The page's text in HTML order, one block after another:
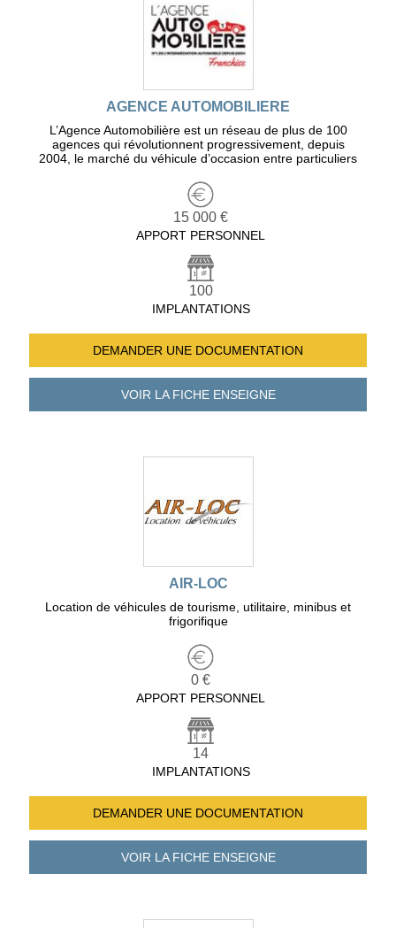
AGENCE AUTOMOBILIERE
L’Agence Automobilière est un réseau de plus de 100
agences qui révolutionnent progressivement, depuis
2004, le marché du véhicule d’occasion entre particuliers
15 000 €
APPORT PERSONNEL
100
IMPLANTATIONS
DEMANDER UNE DOCUMENTATION
VOIR LA FICHEENSEIGNE
AIR-LOC
Location de véhicules de tourisme, utilitaire, minibus et
frigorifique
0 €
APPORT PERSONNEL
14
IMPLANTATIONS
DEMANDER UNE DOCUMENTATION
VOIR LA FICHEENSEIGNE